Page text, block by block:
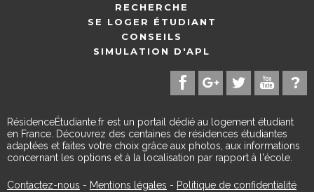
RECHERCHE
SE LOGER ÉTUDIANT
CONSEILS
SIMULATION D'APL
RésidenceÉtudiante.fr est un portail dédié au logement étudiant
en France. Découvrez des centaines de résidences étudiantes
adaptées et faites votre choix grâce aux photos, aux informations
concernant les options et à la localisation par rapport à l'école.
Contactez-nous - Mentions légales - Politique de confidentialité